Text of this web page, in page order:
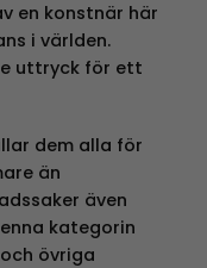
en konstnär här
i världen.
uttryck för ett
dem alla för
än
även
kategorin
övriga